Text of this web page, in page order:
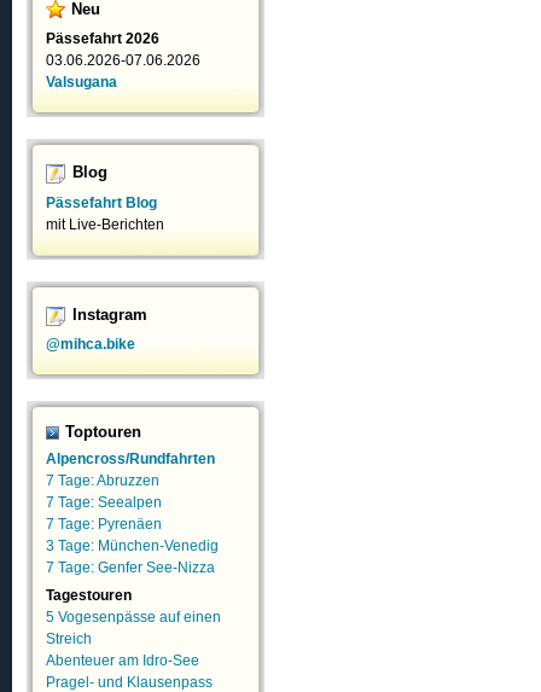
Neu
Pässefahrt 2026
03.06.2026-07.06.2026
Valsugana
Blog
Pässefahrt Blog
mit Live-Berichten
Instagram
@mihca.bike
Toptouren
Alpencross/Rundfahrten
7 Tage: Abruzzen
7 Tage: Seealpen
7 Tage: Pyrenäen
3 Tage: München-Venedig
7 Tage: Genfer See-Nizza
Tagestouren
5 Vogesenpässe auf einen
Streich
Abenteuer am Idro-See
Pragel- und Klausenpass